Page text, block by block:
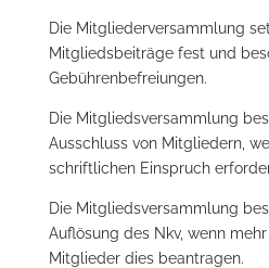
Die Mitgliederversammlung
Mitgliedsbeiträge fest und
Gebührenbefreiungen.
Die Mitgliedsversammlung
Ausschluss von Mitgliedern,
schriftlichen Einspruch
Die Mitgliedsversammlung
Auflösung des Nkv, wenn
Mitglieder dies beantragen.